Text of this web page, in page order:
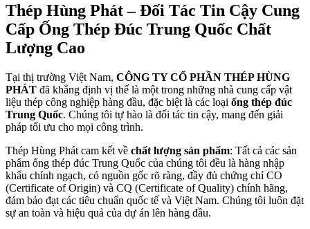
Thép Hùng Phát – Đối Tác Tin Cậy Cung
Cấp Ống Thép Đúc Trung Quốc Chất
Lượng Cao
Tại thị trường Việt Nam, CÔNG TY CỔ PHẦN THÉP HÙNG
PHÁT đã khẳng định vị thế là một trong những nhà cung cấp vật
liệu thép công nghiệp hàng đầu, đặc biệt là các loại ống thép đúc
Trung Quốc. Chúng tôi tự hào là đối tác tin cậy, mang đến giải
pháp tối ưu cho mọi công trình.
Thép Hùng Phát cam kết về chất lượng sản phẩm: Tất cả các sản
phẩm ống thép đúc Trung Quốc của chúng tôi đều là hàng nhập
khẩu chính ngạch, có nguồn gốc rõ ràng, đầy đủ chứng chỉ CO
(Certificate of Origin) và CQ (Certificate of Quality) chính hãng,
đảm bảo đạt các tiêu chuẩn quốc tế và Việt Nam. Chúng tôi luôn đặt
sự an toàn và hiệu quả của dự án lên hàng đầu.